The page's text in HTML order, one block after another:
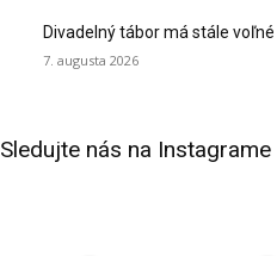
Divadelný tábor má stále
7. augusta 2026
Sledujte nás na Instagrame